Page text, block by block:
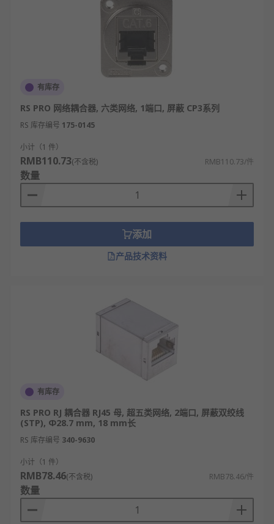
有库存
RS PRO 网络耦合器, 六类网络, 1端口, 屏蔽 CP3系列
RS 库存编号 175-0145
小计（1 件）
RMB110.73(不含税) RMB110.73/件
数量
添加
产品技术资料
有库存
RS PRO RJ 耦合器 RJ45 母, 超五类网络, 2端口, 屏蔽双绞线
(STP), Φ28.7 mm, 18 mm长
RS 库存编号 340-9630
小计（1 件）
RMB78.46(不含税) RMB78.46/件
数量